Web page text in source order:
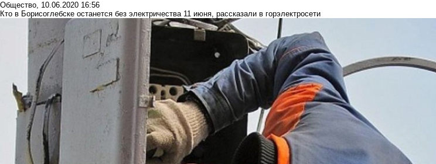
Общество, 10.06.2020 16:56
Кто в Борисоглебске останется без электричества 11 июня, рассказали в горэлектросети